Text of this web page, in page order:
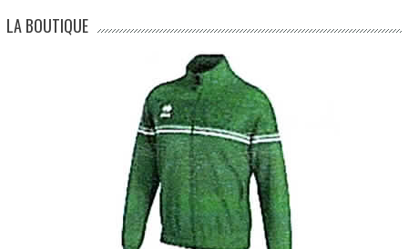
LA BOUTIQUE